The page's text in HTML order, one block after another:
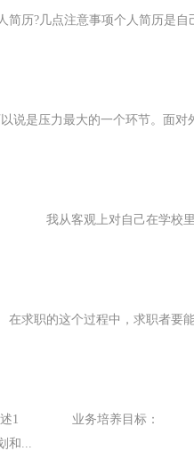
点注意事项个人简历是自己
力最大的一个环节。面对外
上对自己在学校里所学的
个过程中，求职者要能从
务培养目标： 本专业
和...